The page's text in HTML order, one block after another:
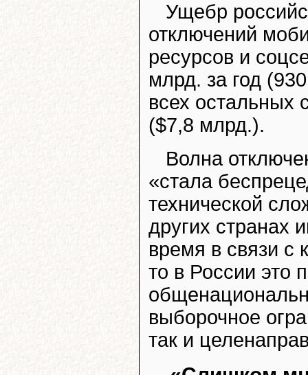
Ущебр
отключений
ресурсов и
млрд. за год
всех остальных
($7,8 млрд.).
Волна
«стала
технической
других странах
время в связи с
то в России это
выборочное
так и